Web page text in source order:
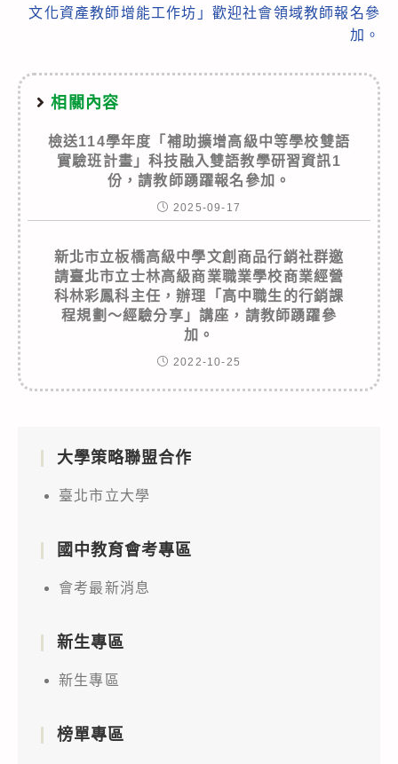
文化資產教師增能工作坊」歡迎社會領域教師報名參
加。
相關內容
檢送114學年度「補助擴增高級中等學校雙語
實驗班計畫」科技融入雙語教學研習資訊1
份，請教師踴躍報名參加。
2025-09-17
新北市立板橋高級中學文創商品行銷社群邀
請臺北市立士林高級商業職業學校商業經營
科林彩鳳科主任，辦理「高中職生的行銷課
程規劃～經驗分享」講座，請教師踴躍參
加。
2022-10-25
大學策略聯盟合作
臺北市立大學
國中教育會考專區
會考最新消息
新生專區
新生專區
榜單專區